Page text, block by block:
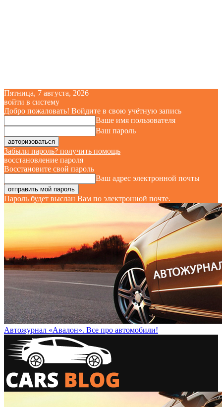
Пятница, 7 августа, 2026
войти в систему
Добро пожаловать! Войдите в свою учётную запись
Ваше имя пользователя
Ваш пароль
Забыли пароль? получить помощь
восстановление пароля
Восстановите свой пароль
Ваш адрес электронной почты
Пароль будет выслан Вам по электронной почте.
Автожурнал «Авалон». Все про автомобили!